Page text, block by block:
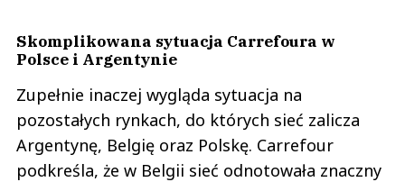
Skomplikowana sytuacja Carrefoura w
Polsce i Argentynie
Zupełnie inaczej wygląda sytuacja na
pozostałych rynkach, do których sieć zalicza
Argentynę, Belgię oraz Polskę. Carrefour
podkreśla, że w Belgii sieć odnotowała znaczny